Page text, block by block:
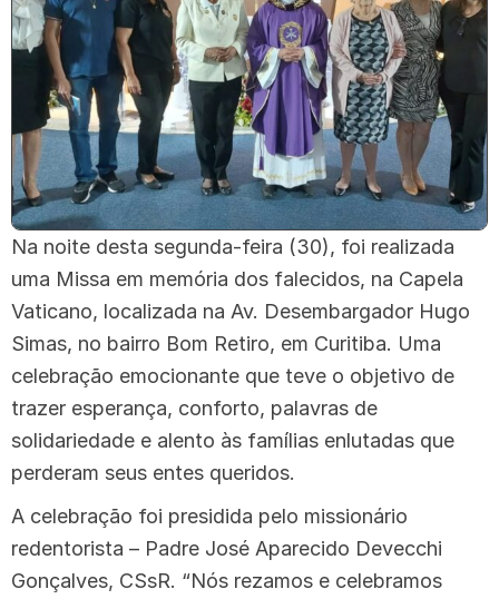
Na noite desta segunda-feira (30), foi realizada
uma Missa em memória dos falecidos, na Capela
Vaticano, localizada na Av. Desembargador Hugo
Simas, no bairro Bom Retiro, em Curitiba. Uma
celebração emocionante que teve o objetivo de
trazer esperança, conforto, palavras de
solidariedade e alento às famílias enlutadas que
perderam seus entes queridos.
A celebração foi presidida pelo missionário
redentorista – Padre José Aparecido Devecchi
Gonçalves, CSsR. “Nós rezamos e celebramos